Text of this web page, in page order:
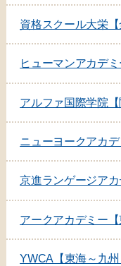
資格スクール大栄【
ヒューマンアカデミ
アルファ国際学院【
ニューヨークアカデ
京進ランゲージアカ
アークアカデミー【
YWCA【東海～九州